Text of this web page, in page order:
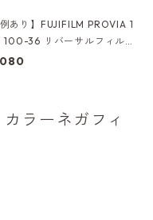
例あり】FUJIFILM PROVIA 1
36 リバーサルフィルム
り (K028)
ラーネガフィ